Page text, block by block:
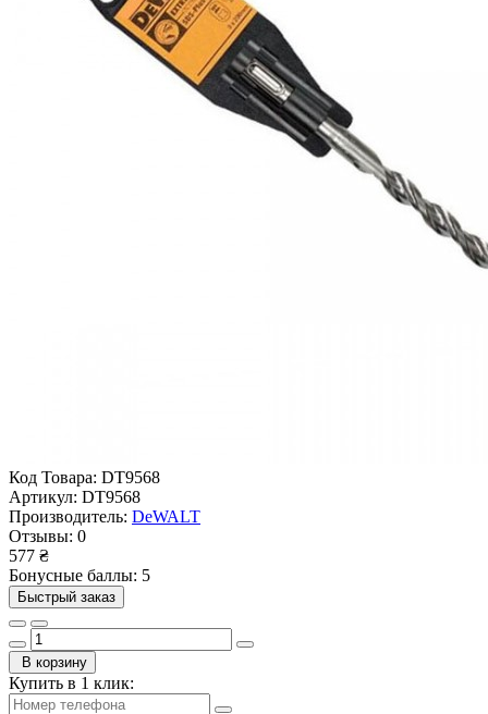
Код Товара: DT9568
Артикул: DT9568
Производитель: DeWALT
Отзывы: 0
577 ₴
Бонусные баллы: 5
Быстрый заказ
В корзину
Купить в 1 клик: